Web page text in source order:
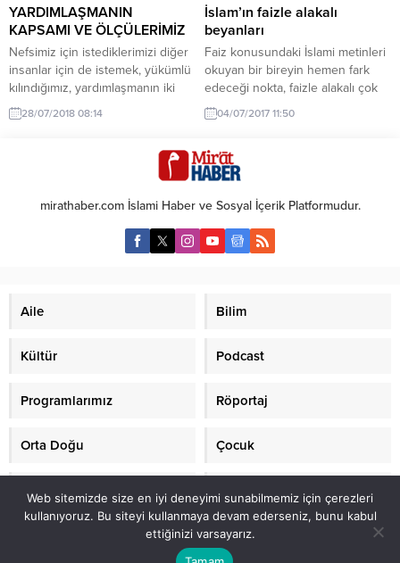
vazgeçilmezlerinin neler olduğu;
Tek İlahımız, Yaratıcımız Allah’a
nispet ettiğimiz zihnimizde ki
kutsallık derecesinin, kutsadığımız
diğer canlı...
YARDIMLAŞMANIN
KAPSAMI VE ÖLÇÜLERİMİZ
Nefsimiz için istediklerimizi diğer
insanlar için de istemek, yükümlü
kılındığımız, yardımlaşmanın iki
önemli ölçüsünden birini
oluşturur. Biliyorsunuz ya da
Rabbimiz bizlere, Mâide sûresinin
2. âyetinde “ Yaratılanlara yarar
sağlayacak ve de Yaratan’a ibadet
ve itâat olacak işlerde
birbirilerinizle yardımlaşın,”
buyuruyor. Diğer bir anlatımla,
28/07/2018 08:14
İslam’ın faizle alakalı
beyanları
Faiz konusundaki İslami metinleri
okuyan bir bireyin hemen fark
edeceği nokta, faizle alakalı çok
sert uyarıların yapıldığıdır. İslam;
zina, hırsızlık, eşcinsellik, alkol
olmayan birçok hareketi net bir
şekilde yasaklamıştır. Ama bu
hareketlerle ilgili uyarıların
çeşitliliği ve sertliği, faizle
kıyaslandığında hafif kalmaktadır.
Örneğin Kuran’da faizle ilgili...
04/07/2017 11:50
mirathaber.com İslami Haber ve Sosyal İçerik Platformudur.
Aile Bilim
Kültür Podcast
Programlarımız Röportaj
Orta Doğu Çocuk
Mirat TV Makaleler
2021 mirathaber.com, tüm hakları saklıdır.© Mirat Haber Anadolu Ajansı
Web sitemizde size en iyi deneyimi sunabilmemiz için çerezleri
kullanıyoruz. Bu siteyi kullanmaya devam ederseniz, bunu kabul
ettiğinizi varsayarız.